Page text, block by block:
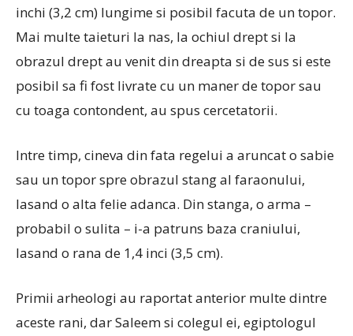
inchi (3,2 cm) lungime si posibil facuta de un topor.
Mai multe taieturi la nas, la ochiul drept si la
obrazul drept au venit din dreapta si de sus si este
posibil sa fi fost livrate cu un maner de topor sau
cu toaga contondent, au spus cercetatorii.
Intre timp, cineva din fata regelui a aruncat o sabie
sau un topor spre obrazul stang al faraonului,
lasand o alta felie adanca. Din stanga, o arma –
probabil o sulita – i-a patruns baza craniului,
lasand o rana de 1,4 inci (3,5 cm).
Primii arheologi au raportat anterior multe dintre
aceste rani, dar Saleem si colegul ei, egiptologul